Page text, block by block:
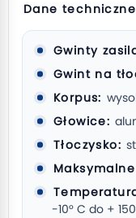
Dane
Gwinty
Gwint na
Korpus:
Głowice:
Tłoczysko:
-10° C do +